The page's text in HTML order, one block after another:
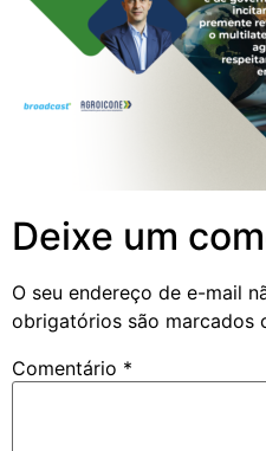
Deixe um
O seu endereço de e-mail
obrigatórios são marcados
Comentário *